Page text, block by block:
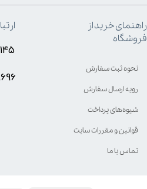
راهنمای خرید از
فروشگاه
نحوه ثبت سفارش
رویه ارسال سفارش
شیوه‌های پرداخت
قوانین و مقررات سایت
تماس با ما